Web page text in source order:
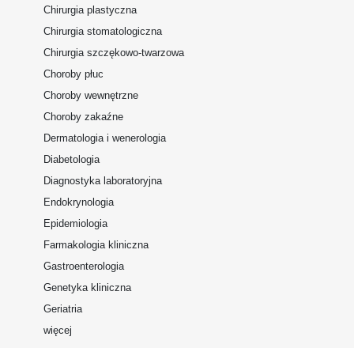
Chirurgia plastyczna
Chirurgia stomatologiczna
Chirurgia szczękowo-twarzowa
Choroby płuc
Choroby wewnętrzne
Choroby zakaźne
Dermatologia i wenerologia
Diabetologia
Diagnostyka laboratoryjna
Endokrynologia
Epidemiologia
Farmakologia kliniczna
Gastroenterologia
Genetyka kliniczna
Geriatria
więcej